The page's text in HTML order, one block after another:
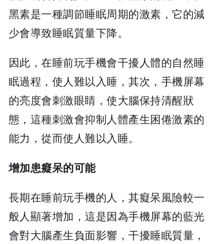
黑素是一種調節睡眠周期的激素，它的減
少會導致睡眠質量下降。
因此，在睡前玩手機會干擾人體的自然睡
眠過程，使人難以入睡，其次，手機屏幕
的亮度會刺激眼睛，使大腦保持清醒狀
態，這種刺激會抑制人體產生困倦激素的
能力，從而使人難以入睡。
增加患癡呆的可能
長期在睡前玩手機的人，其癡呆風險較一
般人顯著增加，這是因為手機屏幕的藍光
會對大腦產生負面影響，干擾睡眠質量，